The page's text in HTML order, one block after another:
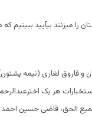
را میزنند بیآیید ببینیم
و فاروق لغاری (نیمه
هر یک
الحق، قاضی حسین